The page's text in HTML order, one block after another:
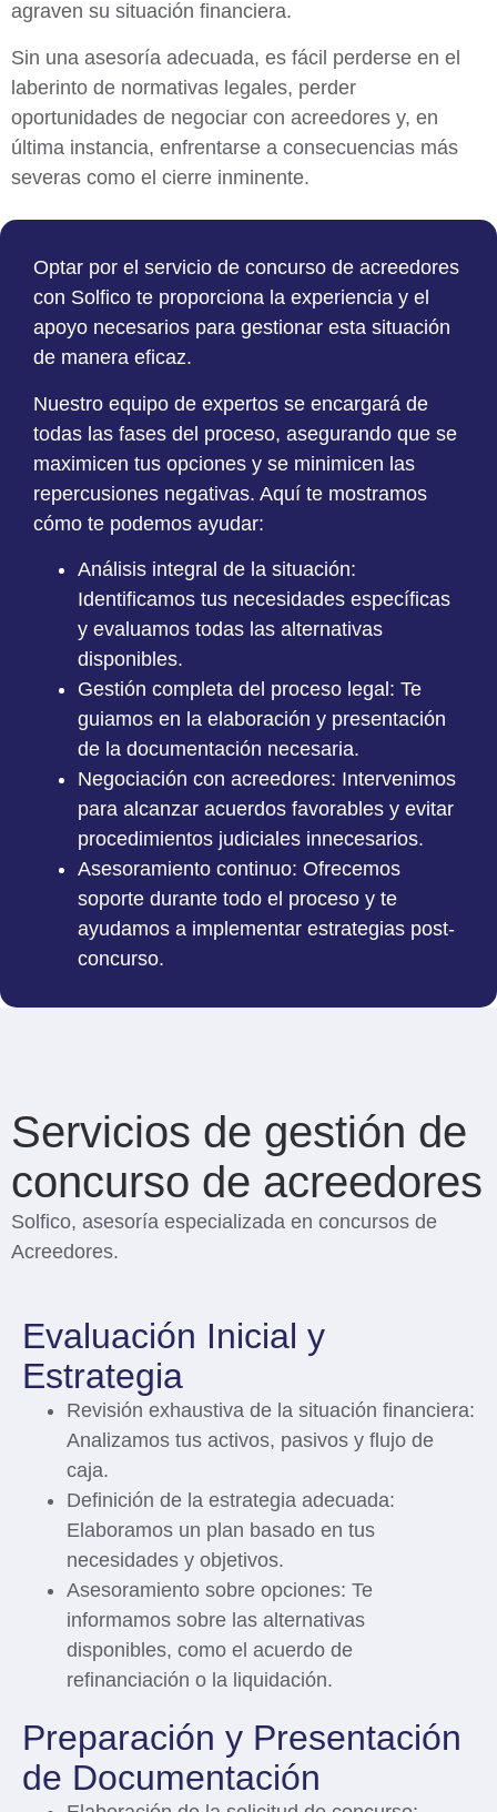
agraven su situación financiera.
Sin una asesoría adecuada, es fácil perderse en el
laberinto de normativas legales, perder
oportunidades de negociar con acreedores y, en
última instancia, enfrentarse a consecuencias más
severas como el cierre inminente.
Optar por el servicio de concurso de acreedores
con Solfico te proporciona la experiencia y el
apoyo necesarios para gestionar esta situación
de manera eficaz.
Nuestro equipo de expertos se encargará de
todas las fases del proceso, asegurando que se
maximicen tus opciones y se minimicen las
repercusiones negativas. Aquí te mostramos
cómo te podemos ayudar:
Análisis integral de la situación:
Identificamos tus necesidades específicas
y evaluamos todas las alternativas
disponibles.
Gestión completa del proceso legal : Te
guiamos en la elaboración y presentación
de la documentación necesaria.
Negociación con acreedores: Intervenimos
para alcanzar acuerdos favorables y evitar
procedimientos judiciales innecesarios.
Asesoramiento continuo: Ofrecemos
soporte durante todo el proceso y te
ayudamos a implementar estrategias post-
concurso.
Servicios de gestión de
concurso de acreedores
Solfico, asesoría especializada en concursos de
Acreedores.
Evaluación Inicial y
Estrategia
Revisión exhaustiva de la situación financiera:
Analizamos tus activos, pasivos y flujo de
caja.
Definición de la estrategia adecuada:
Elaboramos un plan basado en tus
necesidades y objetivos.
Asesoramiento sobre opciones: Te
informamos sobre las alternativas
disponibles, como el acuerdo de
refinanciación o la liquidación.
Preparación y Presentación
de Documentación